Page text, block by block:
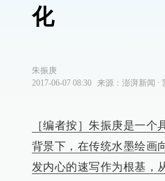
化
朱振庚
2017-06-07 08:30
来源： 澎湃新闻 ∙
［编者按］朱振庚是一
背景下，在传统水墨绘画
发内心的速写作为根基，